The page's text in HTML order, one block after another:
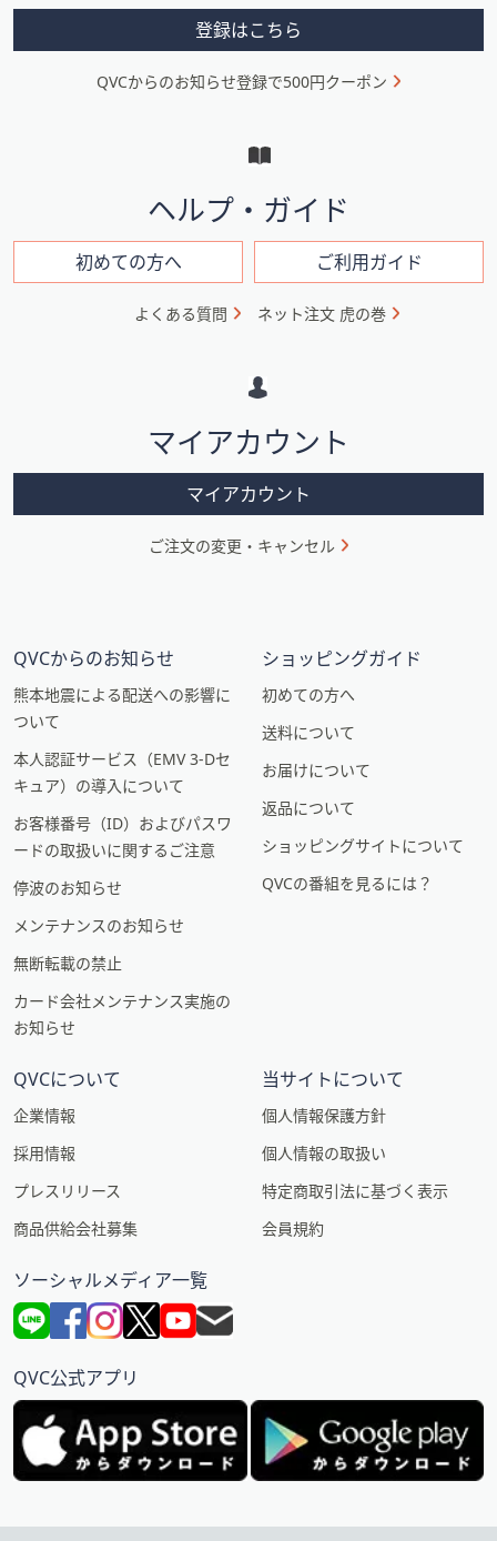
メ
ニ
ン
ン
登録はこちら
QVCからのお知らせ登録で500円クーポン
ヘルプ・ガイド
初めての方へ ご利用ガイド
よくある質問 ネット注文 虎の巻
マイアカウント
マイアカウント
ご注文の変更・キャンセル
QVCからのお知らせ
熊本地震による配送への影響に
ついて
本人認証サービス（EMV 3-Dセ
キュア）の導入について
お客様番号（ID）およびパスワ
ードの取扱いに関するご注意
停波のお知らせ
メンテナンスのお知らせ
無断転載の禁止
カード会社メンテナンス実施の
お知らせ
ショッピングガイド
初めての方へ
送料について
お届けについて
返品について
ショッピングサイトについて
QVCの番組を見るには？
QVCについて
企業情報
採用情報
プレスリリース
商品供給会社募集
当サイトについて
個人情報保護方針
個人情報の取扱い
特定商取引法に基づく表示
会員規約
ソーシャルメディア一覧
QVC公式アプリ